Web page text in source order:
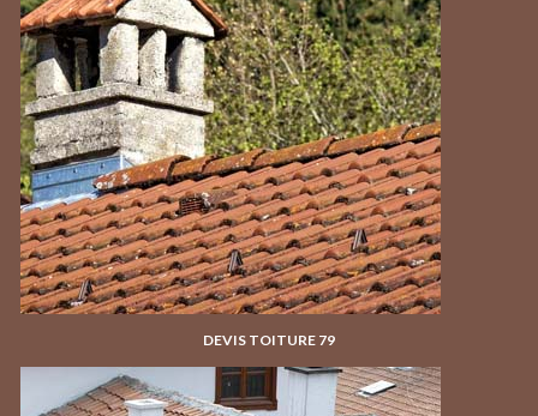
DEVIS TOITURE 79